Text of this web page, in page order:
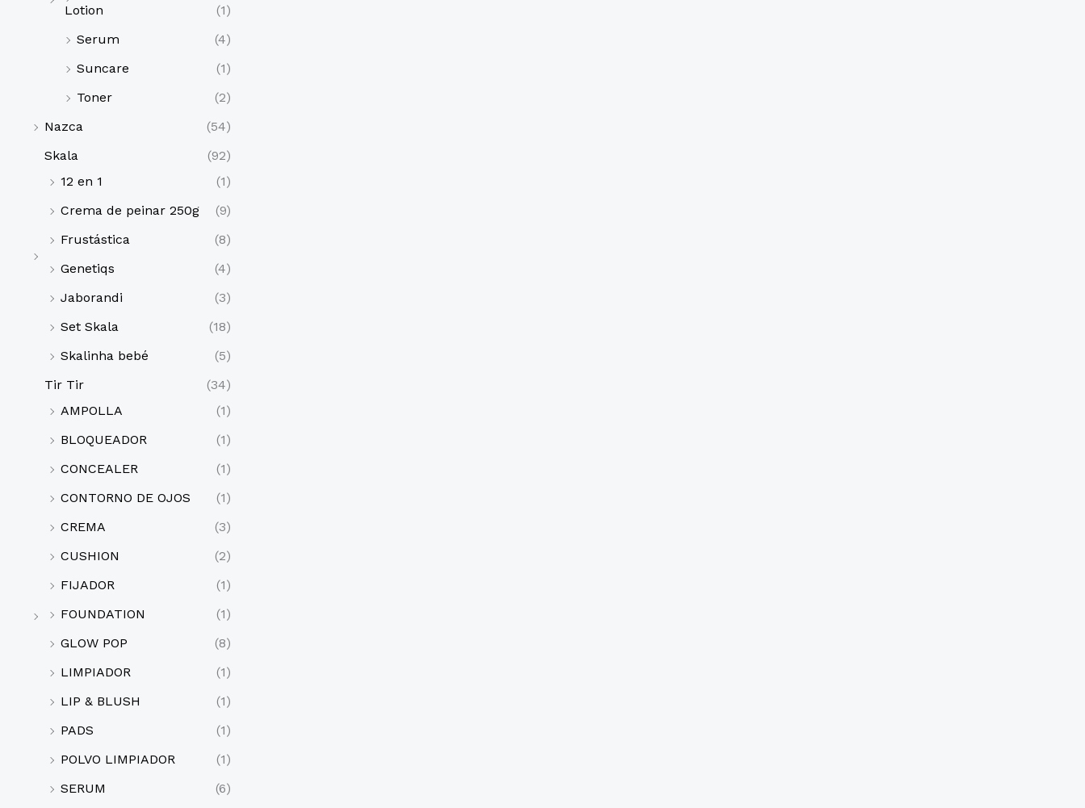
Lotion
(1)
Serum
(4)
Suncare
(1)
Toner
(2)
Nazca
(54)
Skala
(92)
12 en 1
(1)
Crema de peinar 250g
(9)
Frustástica
(8)
Genetiqs
(4)
Jaborandi
(3)
Set Skala
(18)
Skalinha bebé
(5)
Tir Tir
(34)
AMPOLLA
(1)
BLOQUEADOR
(1)
CONCEALER
(1)
CONTORNO DE OJOS
(1)
CREMA
(3)
CUSHION
(2)
FIJADOR
(1)
FOUNDATION
(1)
GLOW POP
(8)
LIMPIADOR
(1)
LIP & BLUSH
(1)
PADS
(1)
POLVO LIMPIADOR
(1)
SERUM
(6)